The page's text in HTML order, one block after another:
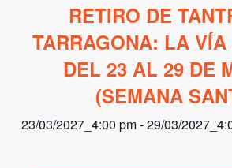
RETIRO DE
TARRAGONA: LA
DEL 23 AL 29 DE
(SEMANA
23/03/2027_4:00 pm-29/03/